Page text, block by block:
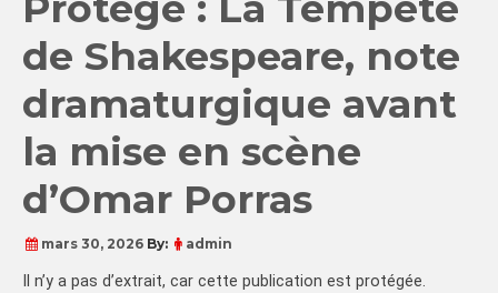
de Shakespeare, note
dramaturgique avant
la mise en scène
d’Omar Porras
mars 30, 2026 By: admin
Il n’y a pas d’extrait, car cette publication est protégée.